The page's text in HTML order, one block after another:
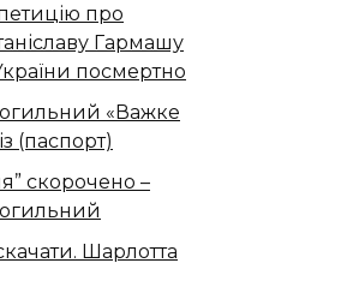
про
Гармашу
посмертно
«Важке
(паспорт)
скорочено –
Шарлотта